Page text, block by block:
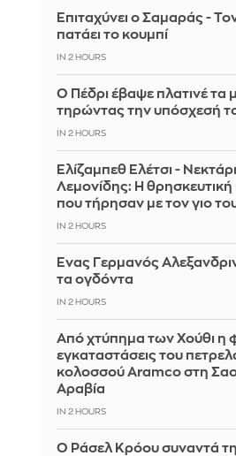
Επιταχύνει ο Σαμαράς -
πατάει το κουμπί
IN 2 HOURS
Ο Πέδρι έβαψε πλατινέ τα
τηρώντας την υπόσχεσή
IN 2 HOURS
Ελίζαμπεθ Ελέτσι -
Λεμονίδης: Η
που τήρησαν με τον γιο
IN 2 HOURS
Ένας Γερμανός
τα ογδόντα
IN 2 HOURS
Από χτύπημα των Χούθι η
εγκαταστάσεις του
κολοσσού Aramco στη
Αραβία
IN 2 HOURS
Ο Ράσελ Κρόου συναντά